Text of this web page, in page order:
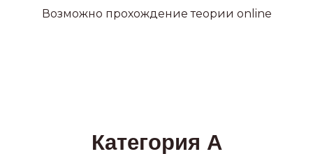
Возможно прохождение теории online